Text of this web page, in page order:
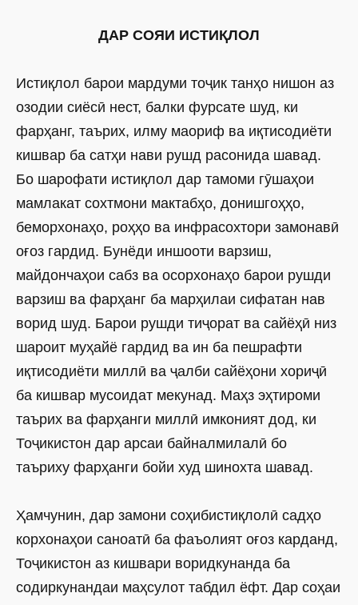
ДАР СОЯИ ИСТИҚЛОЛ
Истиқлол барои мардуми тоҷик танҳо нишон аз
озодии сиёсӣ нест, балки фурсате шуд, ки
фарҳанг, таърих, илму маориф ва иқтисодиёти
кишвар ба сатҳи нави рушд расонида шавад.
Бо шарофати истиқлол дар тамоми гӯшаҳои
мамлакат сохтмони мактабҳо, донишгоҳҳо,
беморхонаҳо, роҳҳо ва инфрасохтори замонавӣ
оғоз гардид. Бунёди иншооти варзиш,
майдончаҳои сабз ва осорхонаҳо барои рушди
варзиш ва фарҳанг ба марҳилаи сифатан нав
ворид шуд. Барои рушди тиҷорат ва сайёҳӣ низ
шароит муҳайё гардид ва ин ба пешрафти
иқтисодиёти миллӣ ва ҷалби сайёҳони хориҷӣ
ба кишвар мусоидат мекунад. Маҳз эҳтироми
таърих ва фарҳанги миллӣ имконият дод, ки
Тоҷикистон дар арсаи байналмилалӣ бо
таъриху фарҳанги бойи худ шинохта шавад.
Ҳамчунин, дар замони соҳибистиқлолӣ садҳо
корхонаҳои саноатӣ ба фаъолият оғоз карданд,
Тоҷикистон аз кишвари воридкунанда ба
содиркунандаи маҳсулот табдил ёфт. Дар соҳаи